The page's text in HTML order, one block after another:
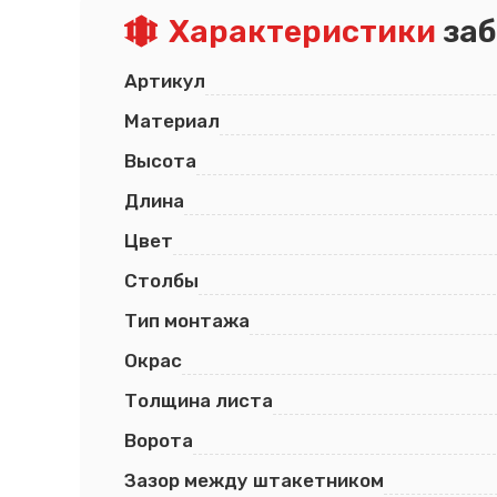
Характеристики
Артикул
Материал
Высота
Длина
Цвет
Столбы
Тип монтажа
Окрас
Толщина листа
Ворота
Зазор между штакетником